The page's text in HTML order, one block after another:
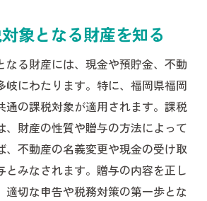
節税対策で気をつけたい注意点
税相談を活用するメリットとは
談で得られる具体的なメリット
強い相談先の選び方と活用法
談を効果的に活用するポイント
疑問や不安を相談で解消するには
贈与税相談窓口と利用時の流れ
象となる財産を知る
なる財産には、現金や預貯金、不動
岐にわたります。特に、福岡県福岡
通の課税対象が適用されます。課税
、財産の性質や贈与の方法によって
、不動産の名義変更や現金の受け取
とみなされます。贈与の内容を正し
適切な申告や税務対策の第一歩とな